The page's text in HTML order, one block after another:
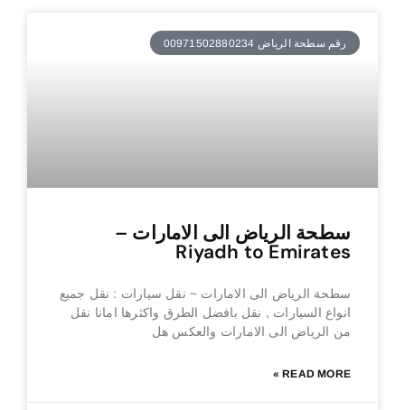
رقم سطحة الرياض 00971502880234
سطحة الرياض الى الامارات –
Riyadh to Emirates
سطحة الرياض الى الامارات ~ نقل سيارات : نقل جميع
انواع السيارات , نقل بافضل الطرق واكثرها امانا نقل
من الرياض الى الامارات والعكس هل
READ MORE »